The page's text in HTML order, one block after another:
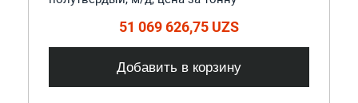
51 069 626,75 UZS
Добавить в корзину